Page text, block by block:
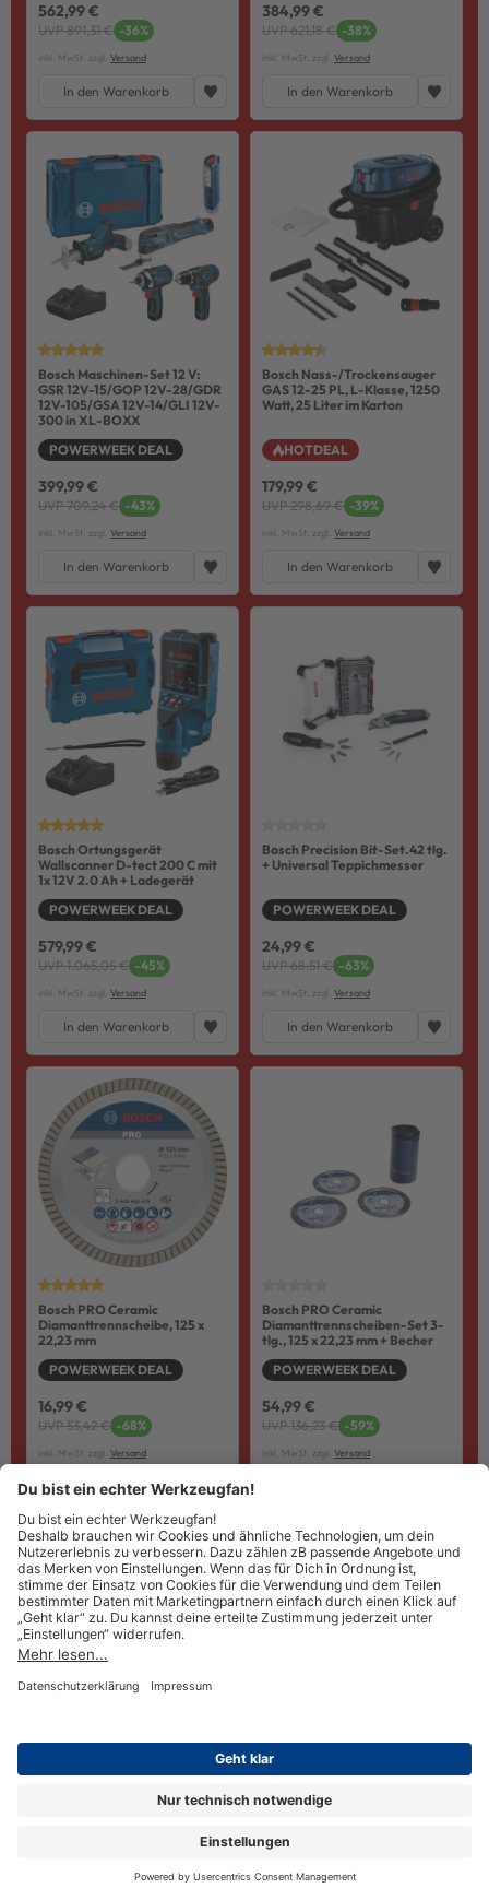
562,99 €
UVP 891,31 € -36%
inkl. MwSt. zzgl. Versand
In den Warenkorb
384,99 €
UVP 621,18 € -38%
inkl. MwSt. zzgl. Versand
In den Warenkorb
Bosch Maschinen-Set 12 V:
GSR 12V-15/GOP 12V-28/GDR
12V-105/GSA 12V-14/GLI 12V-
300 in XL-BOXX
POWERWEEK DEAL
399,99 €
UVP 709,24 € -43%
inkl. MwSt. zzgl. Versand
In den Warenkorb
Bosch Nass-/Trockensauger
GAS 12-25 PL, L-Klasse, 1250
Watt, 25 Liter im Karton
HOTDEAL
179,99 €
UVP 298,69 € -39%
inkl. MwSt. zzgl. Versand
In den Warenkorb
Bosch Ortungsgerät
Wallscanner D-tect 200 C mit
1x 12V 2.0 Ah + Ladegerät
POWERWEEK DEAL
579,99 €
UVP 1.065,05 € -45%
inkl. MwSt. zzgl. Versand
In den Warenkorb
Bosch Precision Bit-Set.42 tlg.
+ Universal Teppichmesser
POWERWEEK DEAL
24,99 €
UVP 68,51 € -63%
inkl. MwSt. zzgl. Versand
In den Warenkorb
Bosch PRO Ceramic
Diamanttrennscheibe, 125 x
22,23 mm
POWERWEEK DEAL
16,99 €
UVP 53,42 € -68%
inkl. MwSt. zzgl. Versand
In den Warenkorb
Bosch PRO Ceramic
Diamanttrennscheiben-Set 3-
tlg., 125 x 22,23 mm + Becher
POWERWEEK DEAL
54,99 €
UVP 136,23 € -59%
inkl. MwSt. zzgl. Versand
Stück + Winkelschleifer GWS
mm, 11-tlg. + Rucksack
POWERWEEK DEAL
107,99 €